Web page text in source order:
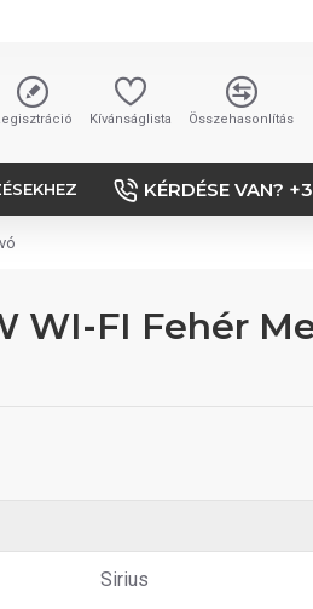
Kívánságlista Összehasonlítás
KÉRDÉSE VAN?
WI-FI Fehér
Sirius